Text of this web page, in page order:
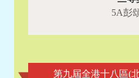
5A彭
第九屆全港十八區(